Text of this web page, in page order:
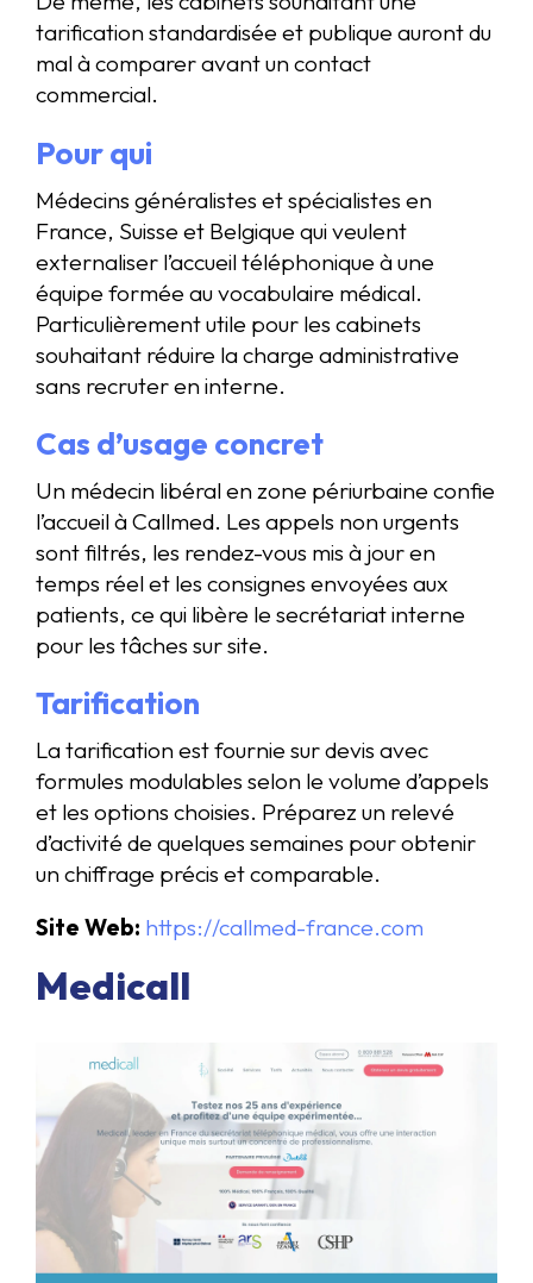
tarification standardisée et publique auront du
mal à comparer avant un contact
commercial.
Pour qui
Médecins généralistes et spécialistes en
France, Suisse et Belgique qui veulent
externaliser l’accueil téléphonique à une
équipe formée au vocabulaire médical.
Particulièrement utile pour les cabinets
souhaitant réduire la charge administrative
sans recruter en interne.
Cas d’usage concret
Un médecin libéral en zone périurbaine confie
l’accueil à Callmed. Les appels non urgents
sont filtrés, les rendez-vous mis à jour en
temps réel et les consignes envoyées aux
patients, ce qui libère le secrétariat interne
pour les tâches sur site.
Tarification
La tarification est fournie sur devis avec
formules modulables selon le volume d’appels
et les options choisies. Préparez un relevé
d’activité de quelques semaines pour obtenir
un chiffrage précis et comparable.
Site Web: https://callmed-france.com
Medicall